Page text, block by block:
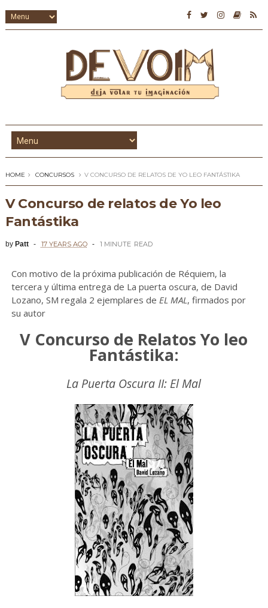
HOME CONCURSOS V CONCURSO DE RELATOS DE YO LEO FANTÁSTIKA
V Concurso de relatos de Yo leo
Fantástika
by Patt 17 YEARS AGO 1 MINUTE READ
Con motivo de la próxima publicación de Réquiem, la
tercera y última entrega de La puerta oscura, de David
Lozano, SM regala 2 ejemplares de EL MAL, firmados por
su autor
V Concurso de Relatos Yo leo
Fantástika:
La Puerta Oscura II: El Mal